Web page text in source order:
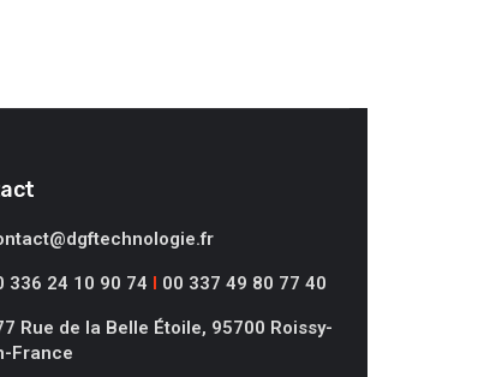
336 24 10 90 74 I 00 337 49 80 77 40
Rue de la Belle Étoile, 95700 Roissy-
France